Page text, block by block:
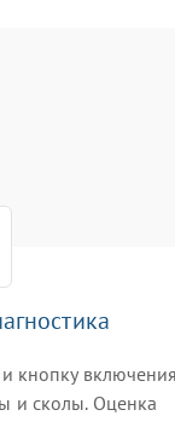
кнопку
и сколы. Оценка